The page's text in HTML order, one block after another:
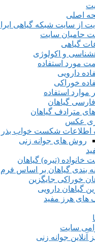
اصلی
از سایت شبکه گیاهی
حامیان سایت
گیاهی
و اکولوژی
مورد استفاده
دارویی
خوراکی
موارد استفاده
فارسی گیاهان
های مترادف گیاهان
عکس
اطلاعات شکست خواب بذر
روش های جوانه زنی
خانواده (تیره) گیاهان
بندی گیاهان بر اساس
خوراکی جایگزین
گیاهان دارویی
های هرز مفید
سایت
آنلاین جوانه زنی